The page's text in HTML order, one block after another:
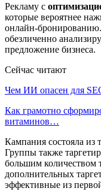
Рекламу с
которые вероятнее
онлайн-
обезличенно
предложение бизнеса.
Сейчас читают
Чем ИИ опасен для
Как грамотно
витаминов…
Кампания состояла из
Группы также
большим количеством
дополнительных
эффективные из